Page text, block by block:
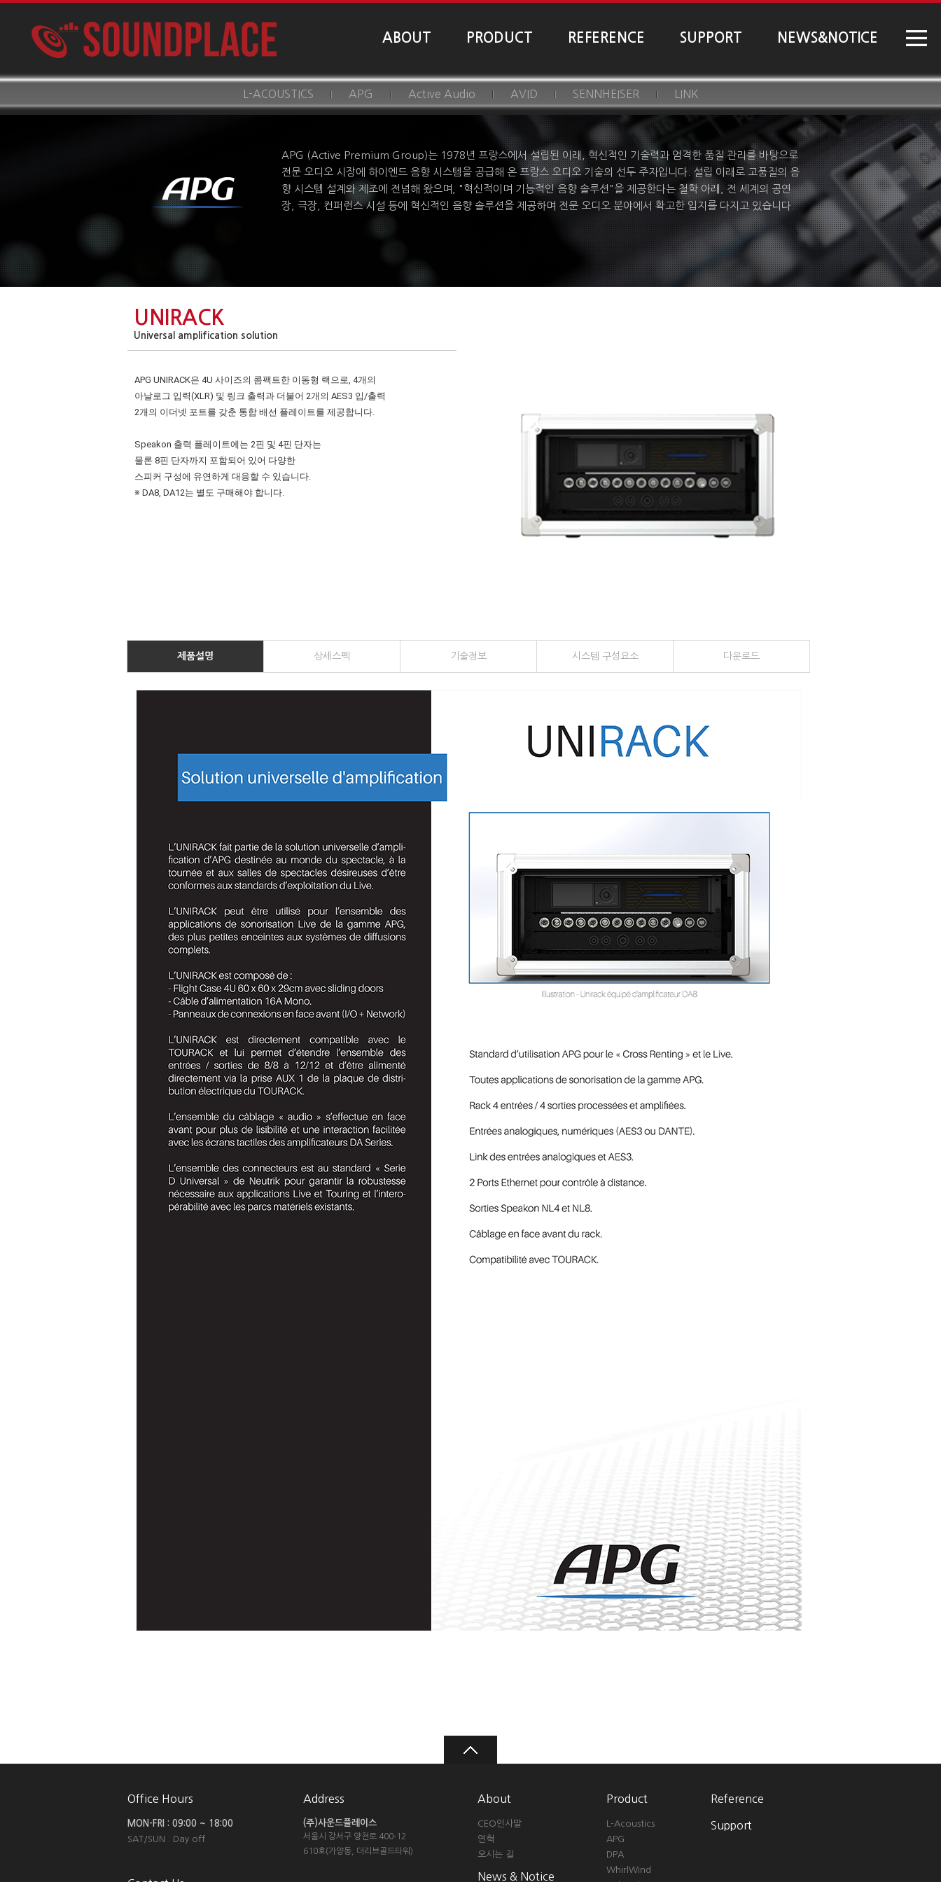
ABOUT PRODUCT REFERENCE SUPPORT NEWS&NOTICE
L-ACOUSTICS APG Active Audio AVID SENNHEISER LINK
APG (Active Premium Group)는 1978년 프랑스에서 설립된 이래, 혁신적인 기술력과 엄격한 품질 관리를 바탕으로
전문 오디오 시장에 하이엔드 음향 시스템을 공급해 온 프랑스 오디오 기술의 선두 주자입니다. 설립 이래로 고품질의 음
향 시스템 설계와 제조에 전념해 왔으며, "혁신적이며 기능적인 음향 솔루션"을 제공한다는 철학 아래, 전 세계의 공연
장, 극장, 컨퍼런스 시설 등에 혁신적인 음향 솔루션을 제공하며 전문 오디오 분야에서 확고한 입지를 다지고 있습니다.
UNIRACK
Universal amplification solution
APG UNIRACK은 4U 사이즈의 콤팩트한 이동형 랙으로, 4개의
아날로그 입력(XLR) 및 링크 출력과 더불어 2개의 AES3 입/출력
2개의 이더넷 포트를 갖춘 통합 배선 플레이트를 제공합니다.
Speakon 출력 플레이트에는 2핀 및 4핀 단자는
물론 8핀 단자까지 포함되어 있어 다양한
스피커 구성에 유연하게 대응할 수 있습니다.
※ DA8, DA12는 별도 구매해야 합니다.
제품설명 상세 스펙 기술정보 시스템 구성요소 다운로드
Office Hours
MON-FRI : 09:00 ~ 18:00
SAT/SUN : Day off
Address
(주)사운드플레이스
서울시 강서구 양천로 400-12
610호(가양동, 더리브골드타워)
About
CEO인사말
연혁
오시는 길
News & Notice
Product
L-Acoustics
APG
DPA
WhirlWind
Reference
Support